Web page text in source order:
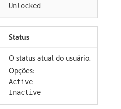
Unlocked
Status
O status atual do usuário.
Opções:
Active
Inactive